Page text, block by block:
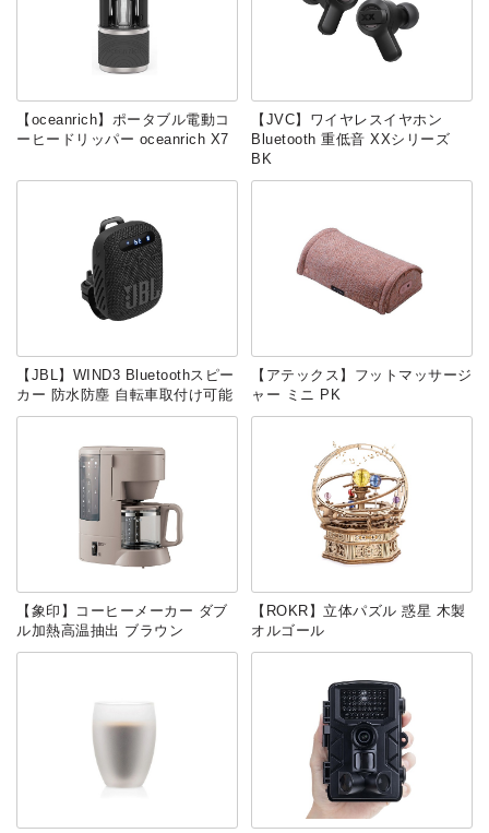
【oceanrich】ポータブル電動コ
ーヒードリッパー oceanrich X7
【JVC】ワイヤレスイヤホン
Bluetooth 重低音 XXシリーズ
BK
【JBL】WIND3 Bluetoothスピー
カー 防水防塵 自転車取付け可能
【アテックス】フットマッサージ
ャー ミニ PK
【象印】コーヒーメーカー ダブ
ル加熱高温抽出 ブラウン
【ROKR】立体パズル 惑星 木製
オルゴール